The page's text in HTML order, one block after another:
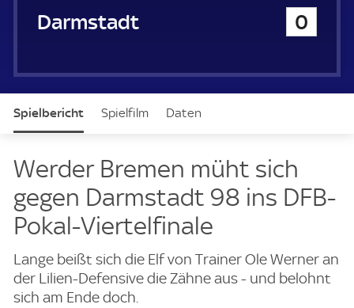
.
e
SV Darmstadt 98 0
Spielbericht Spielfilm Daten
Werder Bremen müht sich
gegen Darmstadt 98 ins DFB-
Pokal-Viertelfinale
Lange beißt sich die Elf von Trainer Ole Werner an
der Lilien-Defensive die Zähne aus - und belohnt
sich am Ende doch.